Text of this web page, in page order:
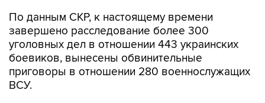
По данным СКР, к настоящему времени
завершено расследование более 300
уголовных дел в отношении 443 украинских
боевиков, вынесены обвинительные
приговоры в отношении 280 военнослужащих
ВСУ.